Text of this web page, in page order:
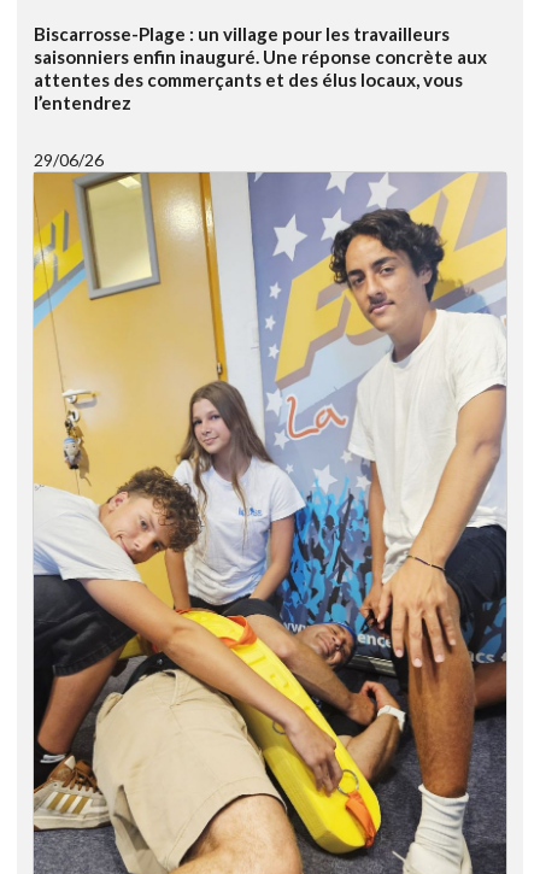
Biscarrosse-Plage : un village pour les travailleurs
saisonniers enfin inauguré. Une réponse concrète aux
attentes des commerçants et des élus locaux, vous
l’entendrez
29/06/26